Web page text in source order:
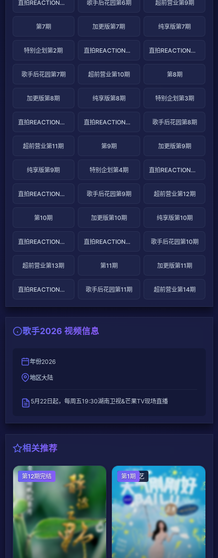
直拍REACTION第12期 歌手后花园第6期 超前营业第9期
第7期 加更版第7期 纯享版第7期
特别企划第2期 直拍REACTION第13期 直拍REACTION第14期
歌手后花园第7期 超前营业第10期 第8期
加更版第8期 纯享版第8期 特别企划第3期
直拍REACTION第15期 直拍REACTION第16期 歌手后花园第8期
超前营业第11期 第9期 加更版第9期
纯享版第9期 特别企划第4期 直拍REACTION第17期
直拍REACTION第18期 歌手后花园第9期 超前营业第12期
第10期 加更版第10期 纯享版第10期
直拍REACTION第19期 直拍REACTION第20期 歌手后花园第10期
超前营业第13期 第11期 加更版第11期
直拍REACTION第21期 歌手后花园第11期 超前营业第14期
歌手2026 视频信息
年份2026
地区大陆
5月22日起，每周五19:30湖南卫视&芒果TV现场直播
相关推荐
大陆综艺
第12期完结 大陆综艺
第1期